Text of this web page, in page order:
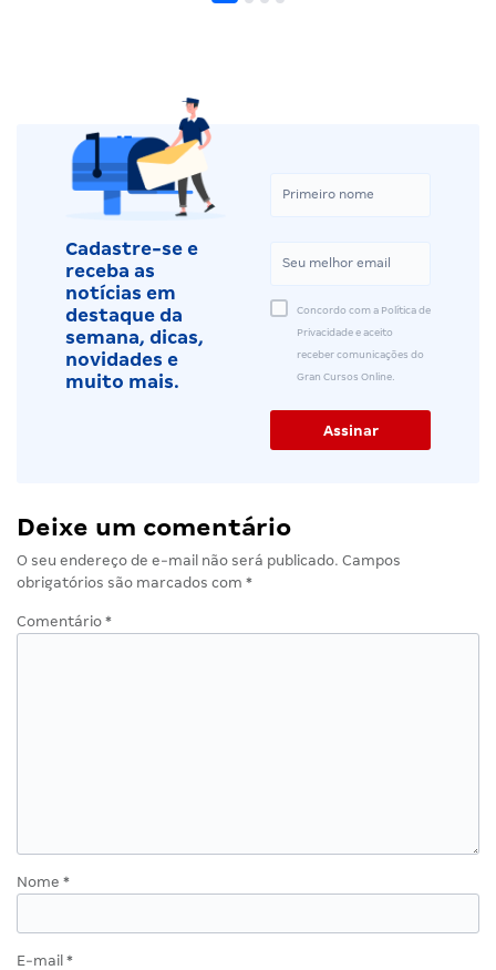
Cadastre-se e
receba as
notícias em
destaque da
semana, dicas,
novidades e
muito mais.
Concordo com a Política de
Privacidade e aceito
receber comunicações do
Gran Cursos Online.
Deixe um comentário
O seu endereço de e-mail não será publicado. Campos
obrigatórios são marcados com *
Comentário *
Nome *
E-mail *